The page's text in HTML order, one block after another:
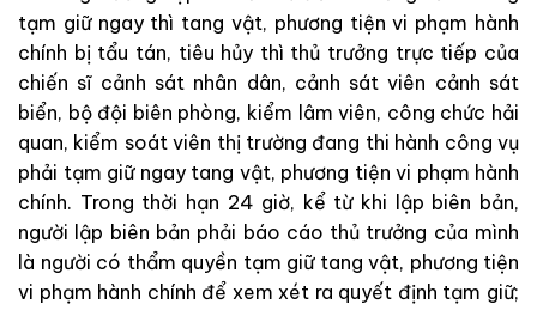
tạm giữ ngay thì tang vật, phương tiện vi phạm hành
chính bị tẩu tán, tiêu hủy thì thủ trưởng trực tiếp của
chiến sĩ cảnh sát nhân dân, cảnh sát viên cảnh sát
biển, bộ đội biên phòng, kiểm lâm viên, công chức hải
quan, kiểm soát viên thị trường đang thi hành công vụ
phải tạm giữ ngay tang vật, phương tiện vi phạm hành
chính. Trong thời hạn 24 giờ, kể từ khi lập biên bản,
người lập biên bản phải báo cáo thủ trưởng của mình
là người có thẩm quyền tạm giữ tang vật, phương tiện
vi phạm hành chính để xem xét ra quyết định tạm giữ;